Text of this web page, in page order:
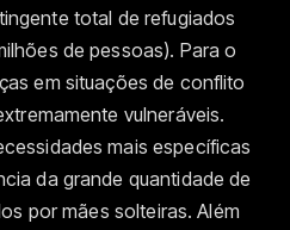
total de refugiados
de pessoas). Para o
em situações de conflito
vulneráveis.
mais específicas
da grande quantidade de
por mães solteiras. Além